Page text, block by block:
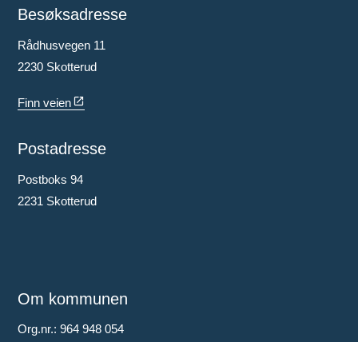
Besøksadresse
Rådhusvegen 11
2230 Skotterud
Finn veien
Postadresse
Postboks 94
2231 Skotterud
Om kommunen
Org.nr.: 964 948 054